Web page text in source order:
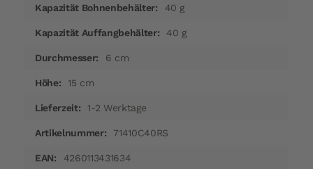
40 g
40 g
6 cm
15 cm
1-2 Werktage
71410C40RS
4260113431634